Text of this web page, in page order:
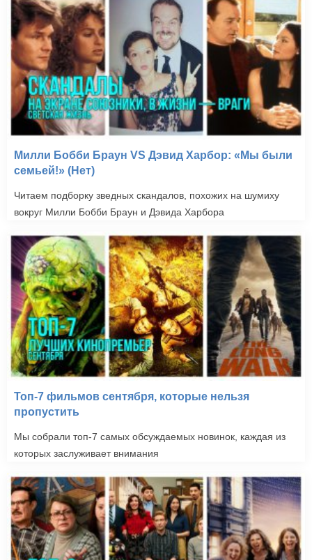
Милли Бобби Браун VS Дэвид Харбор: «Мы были
семьей!» (Нет)
Читаем подборку зведных скандалов, похожих на шумиху
вокруг Милли Бобби Браун и Дэвида Харбора
Топ-7 фильмов сентября, которые нельзя
пропустить
Мы собрали топ-7 самых обсуждаемых новинок, каждая из
которых заслуживает внимания